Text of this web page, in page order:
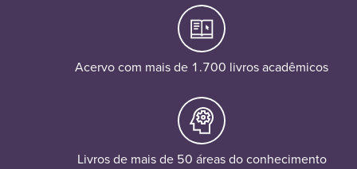
Acervo com mais de 1.700 livros acadêmicos
Livros de mais de 50 áreas do conhecimento